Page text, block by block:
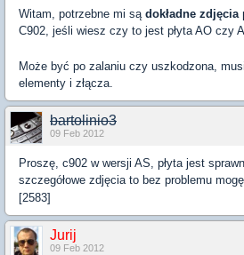
Witam, potrzebne mi są dokładne zdjęcia
C902, jeśli wiesz czy to jest płyta AO czy
Może być po zalaniu czy uszkodzona,
elementy i złącza.
bartolinio3
09 Feb 2012
Proszę, c902 w wersji AS, płyta jest
szczegółowe zdjęcia to bez problemu
[2583]
Jurij
09 Feb 2012